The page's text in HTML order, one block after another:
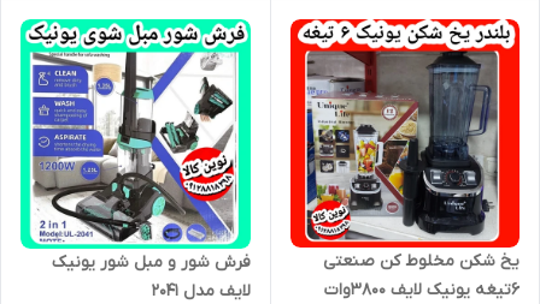
یخ شکن مخلوط کن صنعتی
۶تیغه یونیک لایف ۳۸۰۰وات
فرش شور و مبل شور یونیک
لایف مدل ۲۰۴۱